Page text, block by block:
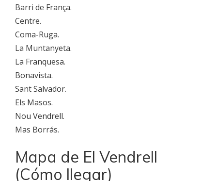
Barri de França.
Centre.
Coma-Ruga.
La Muntanyeta.
La Franquesa.
Bonavista.
Sant Salvador.
Els Masos.
Nou Vendrell.
Mas Borrás.
Mapa de El Vendrell
(Cómo llegar)